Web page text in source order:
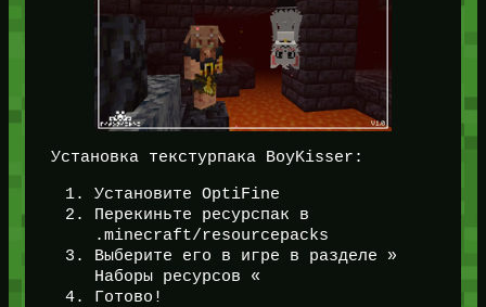
Установка текстурпака BoyKisser:
Установите OptiFine
Перекиньте ресурспак в
.minecraft/resourcepacks
Выберите его в игре в разделе »
Наборы ресурсов «
Готово!